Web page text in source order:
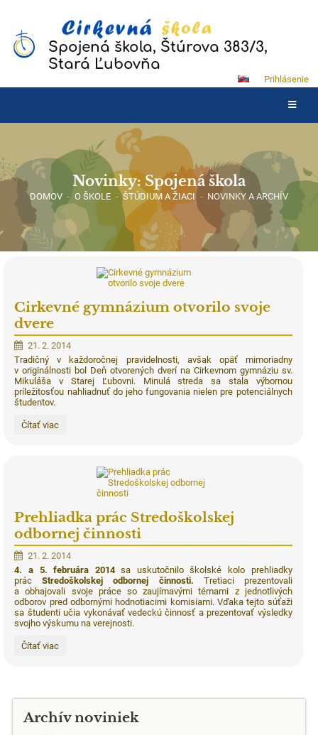
Spojená škola, Štúrova 383/3,
Stará Ľubovňa
Prihlásenie
Novinky: Spojená škola
DOMOV - O ŠKOLE - ŠTÚDIUM A ŽIACI - NOVINKY A ARCHÍV
Cirkevné gymnázium otvorilo svoje
dvere
21. 2. 2014
Tradičný v každoročnej pravidelnosti, avšak opäť mimoriadny
v originálnosti bol Deň otvorených dverí na Cirkevnom gymnáziu sv.
Mikuláša v Starej Ľubovni. Minulá streda sa stala výbornou
príležitosťou nahliadnuť do jeho fungovania nielen pre potenciálnych
študentov.
Cirkevné
Čítať viac
Prehliadka prác Stredoškolskej
odbornej činnosti
21. 2. 2014
4. a 5. februára 2014sa uskutočnilo školské kolo prehliadky
prácStredoškolskej odbornej činnosti. Tretiaci prezentovali
a obhajovali svoje práce so zaujímavými témami z jednotlivých
odborov pred odbornými hodnotiacimi komisiami. Vďaka tejto súťaži
sa študenti učia vykonávať vedeckú činnosť a prezentovať výsledky
svojho výskumu na verejnosti.
Prehliadka
Čítať viac
Archív noviniek